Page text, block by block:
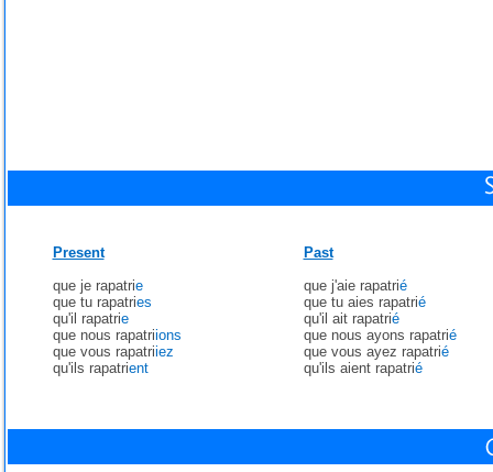
Present
que je rapatrie
que tu rapatries
qu'il rapatrie
que nous rapatriions
que vous rapatriiez
qu'ils rapatrient
Past
que j'aie rapatrié
que tu aies rapatrié
qu'il ait rapatrié
que nous ayons rapatrié
que vous ayez rapatrié
qu'ils aient rapatrié